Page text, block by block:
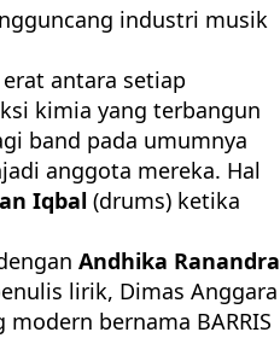
industri musik
antara setiap
kimia yang terbangun
band pada umumnya
anggota mereka. Hal
Iqbal (drums) ketika
Andhika Ranandra
lirik, Dimas Anggara
bernama BARRIS